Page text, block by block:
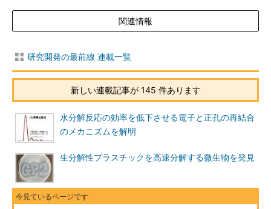
関連情報
研究開発の最前線 連載一覧
新しい連載記事が 145 件あります
水分解反応の効率を低下させる電子と正孔の再結合
のメカニズムを解明
生分解性プラスチックを高速分解する微生物を発見